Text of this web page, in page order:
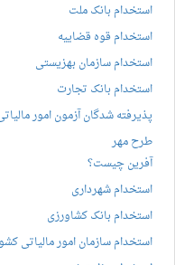
استخدام بانک ملت
استخدام قوه قضاییه
استخدام سازمان بهزیستی
استخدام بانک تجارت
پذیرفته شدگان آزمون امور
طرح مهر
آفرین چیست؟
استخدام شهرداری
استخدام بانک کشاورزی
استخدام سازمان امور مالیاتی